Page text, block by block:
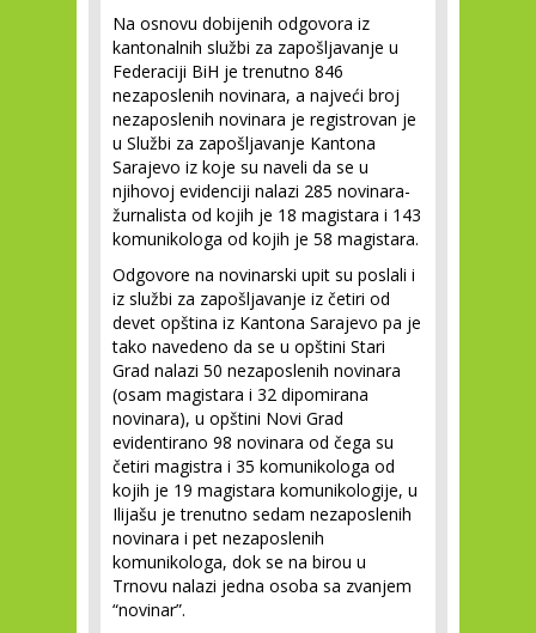
Na osnovu dobijenih odgovora iz
kantonalnih službi za zapošljavanje u
Federaciji BiH je trenutno 846
nezaposlenih novinara, a najveći broj
nezaposlenih novinara je registrovan je
u Službi za zapošljavanje Kantona
Sarajevo iz koje su naveli da se u
njihovoj evidenciji nalazi 285 novinara-
žurnalista od kojih je 18 magistara i 143
komunikologa od kojih je 58 magistara.
Odgovore na novinarski upit su poslali i
iz službi za zapošljavanje iz četiri od
devet opština iz Kantona Sarajevo pa je
tako navedeno da se u opštini Stari
Grad nalazi 50 nezaposlenih novinara
(osam magistara i 32 dipomirana
novinara), u opštini Novi Grad
evidentirano 98 novinara od čega su
četiri magistra i 35 komunikologa od
kojih je 19 magistara komunikologije, u
Ilijašu je trenutno sedam nezaposlenih
novinara i pet nezaposlenih
komunikologa, dok se na birou u
Trnovu nalazi jedna osoba sa zvanjem
“novinar”.